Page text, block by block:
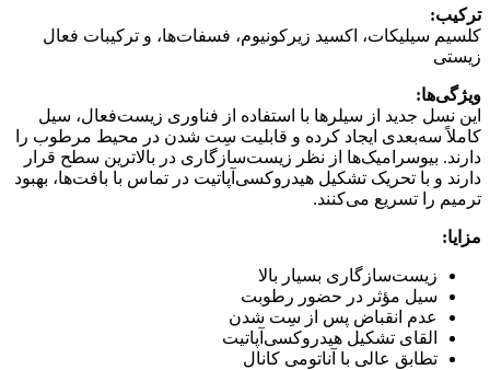
ترکیب:
کلسیم سیلیکات، اکسید زیرکونیوم، فسفات‌ها، و ترکیبات فعال
زیستی
ویژگی‌ها:
این نسل جدید از سیلرها با استفاده از فناوری زیست‌فعال، سیل
کاملاً سه‌بعدی ایجاد کرده و قابلیت سِت شدن در محیط مرطوب را
دارند. بیوسرامیک‌ها از نظر زیست‌سازگاری در بالاترین سطح قرار
دارند و با تحریک تشکیل هیدروکسی‌آپاتیت در تماس با بافت‌ها، بهبود
ترمیم را تسریع می‌کنند.
مزایا:
زیست‌سازگاری بسیار بالا
سیل مؤثر در حضور رطوبت
عدم انقباض پس از سِت شدن
القای تشکیل هیدروکسی‌آپاتیت
تطابق عالی با آناتومی کانال